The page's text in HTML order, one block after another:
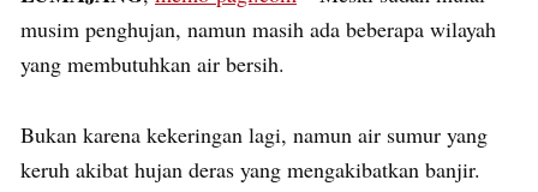
musim penghujan, namun masih ada beberapa wilayah
yang membutuhkan air bersih.
Bukan karena kekeringan lagi, namun air sumur yang
keruh akibat hujan deras yang mengakibatkan banjir.